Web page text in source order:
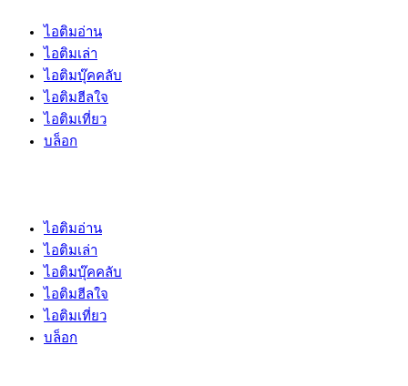
ไอติมอ่าน
ไอติมเล่า
ไอติมบุ๊คคลับ
ไอติมฮีลใจ
ไอติมเที่ยว
บล็อก
ไอติมอ่าน
ไอติมเล่า
ไอติมบุ๊คคลับ
ไอติมฮีลใจ
ไอติมเที่ยว
บล็อก